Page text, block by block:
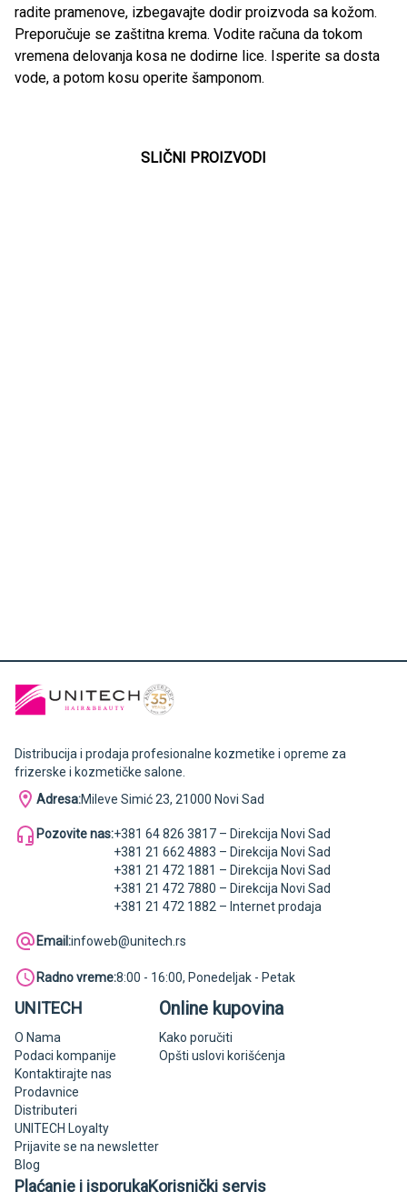
radite pramenove, izbegavajte dodir proizvoda sa kožom.
Preporučuje se zaštitna krema. Vodite računa da tokom
vremena delovanja kosa ne dodirne lice. Isperite sa dosta
vode, a potom kosu operite šamponom.
SLIČNI PROIZVODI
Distribucija i prodaja profesionalne kozmetike i opreme za
frizerske i kozmetičke salone.
Adresa:Mileve Simić 23, 21000 Novi Sad
Pozovite nas:+381 64 826 3817 – Direkcija Novi Sad
+381 21 662 4883 – Direkcija Novi Sad
+381 21 472 1881 – Direkcija Novi Sad
+381 21 472 7880 – Direkcija Novi Sad
+381 21 472 1882 – Internet prodaja
Email:infoweb@unitech.rs
Radno vreme:8:00 - 16:00, Ponedeljak - Petak
UNITECH
O Nama
Podaci kompanije
Kontaktirajte nas
Prodavnice
Distributeri
UNITECH Loyalty
Prijavite se na newsletter
Blog
Online kupovina
Kako poručiti
Opšti uslovi korišćenja
Plaćanje i isporukaKorisnički servis